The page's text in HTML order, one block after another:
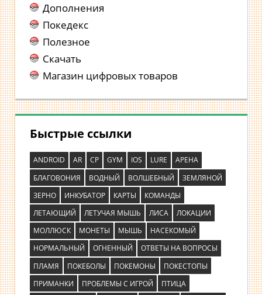
Дополнения
Покедекс
Полезное
Скачать
Магазин цифровых товаров
Быстрые ссылки
ANDROID AR CP GYM IOS LURE
АРЕНА
БЛАГОВОНИЯ
ВОДНЫЙ ВОЛШЕБНЫЙ
ЗЕМЛЯНОЙ
ЗЕРНО
ИНКУБАТОР КАРТЫ
КОМАНДЫ
ЛЕТАЮЩИЙ
ЛЕТУЧАЯ МЫШЬ ЛИСА
ЛОКАЦИИ
МОЛЛЮСК
МОНЕТЫ МЫШЬ
НАСЕКОМЫЙ
НОРМАЛЬНЫЙ
ОГНЕННЫЙ
ОТВЕТЫ НА ВОПРОСЫ
ПЛАМЯ
ПОКЕБОЛЫ ПОКЕМОНЫ
ПОКЕСТОПЫ
ПРИМАНКИ
ПРОБЛЕМЫ С ИГРОЙ ПТИЦА